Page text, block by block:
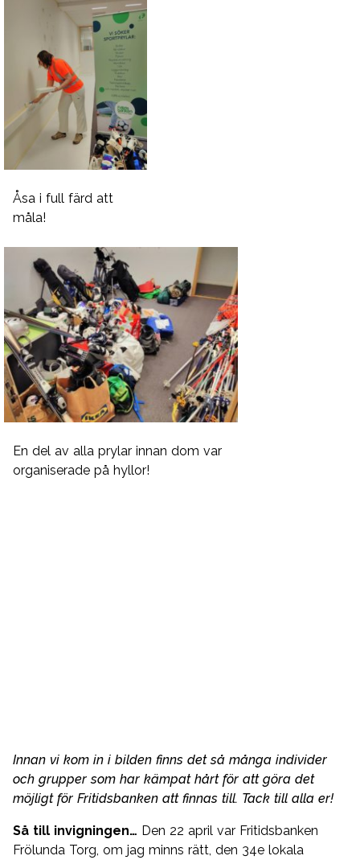
Åsa i full färd att
måla!
En del av alla prylar innan dom var
organiserade på hyllor!
Innan vi kom in i bilden finns det så många individer
och grupper som har kämpat hårt för att göra det
möjligt för Fritidsbanken att finnas till. Tack till alla er!
Så till invigningen… Den 22 april var Fritidsbanken
Frölunda Torg, om jag minns rätt, den 34e lokala